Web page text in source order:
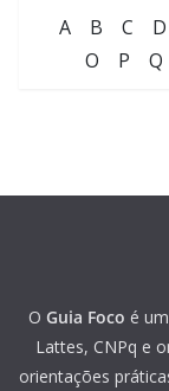
A B C D
O
P Q
O Guia Foco é
Lattes, CNPq e
orientações